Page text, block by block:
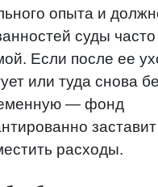
опыта и
суды
Если после ее
или туда снова
— фонд
расходы.